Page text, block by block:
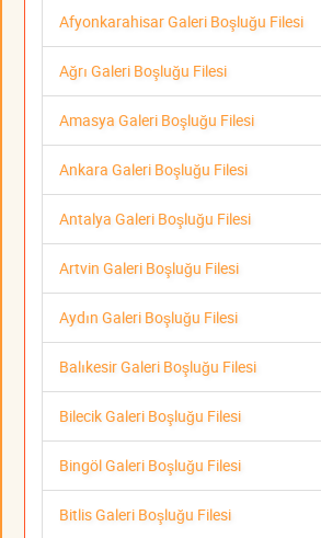
Afyonkarahisar Galeri Boşluğu Filesi
Ağrı Galeri Boşluğu Filesi
Amasya Galeri Boşluğu Filesi
Ankara Galeri Boşluğu Filesi
Antalya Galeri Boşluğu Filesi
Artvin Galeri Boşluğu Filesi
Aydın Galeri Boşluğu Filesi
Balıkesir Galeri Boşluğu Filesi
Bilecik Galeri Boşluğu Filesi
Bingöl Galeri Boşluğu Filesi
Bitlis Galeri Boşluğu Filesi